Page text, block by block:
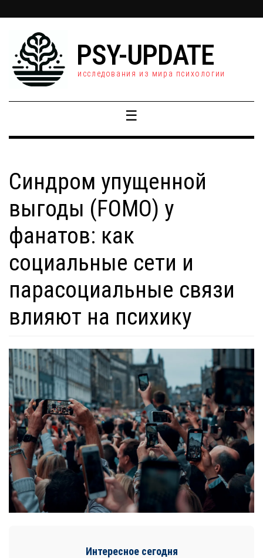
PSY-UPDATE
исследования из мира психологии
☰
Синдром упущенной
выгоды (FOMO) у
фанатов: как
социальные сети и
парасоциальные связи
влияют на психику
Интересное сегодня